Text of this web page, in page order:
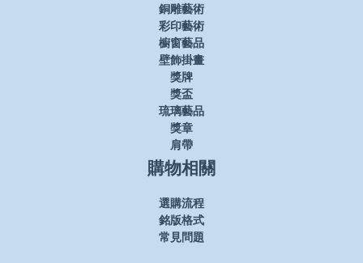
銅雕藝術
彩印藝術
櫥窗藝品
壁飾掛畫
獎牌
獎盃
琉璃藝品
獎章
肩帶
購物相關
選購流程
銘版格式
常見問題